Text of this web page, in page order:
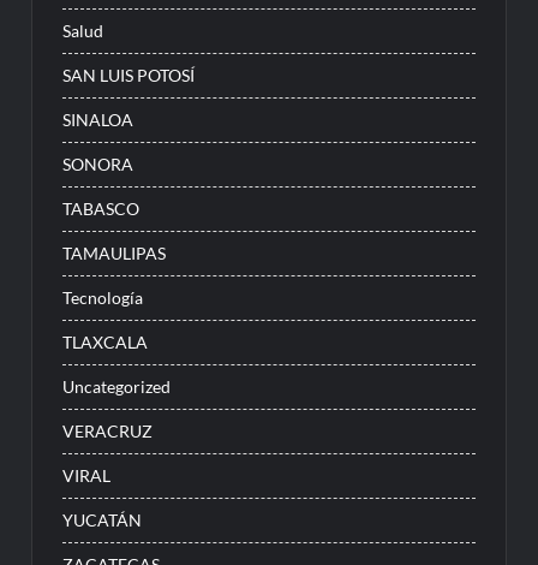
Salud
SAN LUIS POTOSÍ
SINALOA
SONORA
TABASCO
TAMAULIPAS
Tecnología
TLAXCALA
Uncategorized
VERACRUZ
VIRAL
YUCATÁN